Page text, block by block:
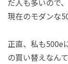
だ人も多いので、
現在のモダンな
正直、私も500e
の買い替えなん